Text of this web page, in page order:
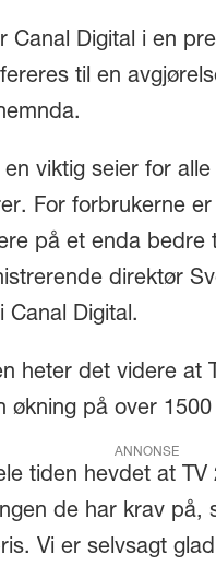
Canal Digital i en
til en
viktig seier for alle
For forbrukerne
på et enda bedre
direktør
Canal Digital.
heter det videre at
økning på over
ANNONSE
tiden hevdet at TV
de har krav på,
Vi er selvsagt